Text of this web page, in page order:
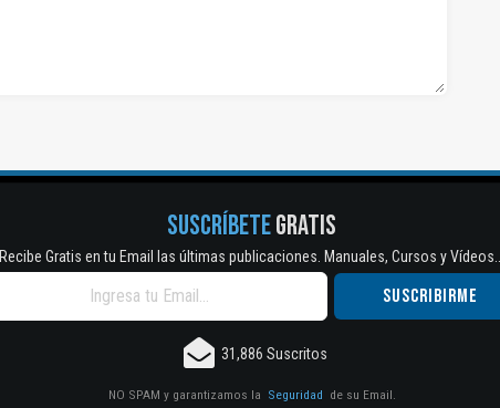
SUSCRÍBETEGRATIS
Recibe Gratis en tu Email las últimas publicaciones. Manuales, Cursos y
31,886 Suscritos
NO SPAM y garantizamos la Seguridad de su Email.